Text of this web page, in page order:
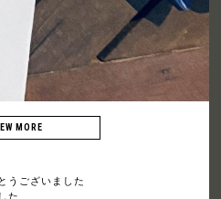
うございました